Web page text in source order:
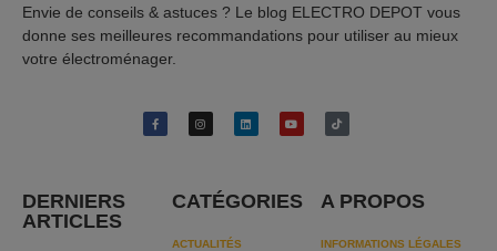
Envie de conseils & astuces ? Le blog ELECTRO DEPOT vous
donne ses meilleures recommandations pour utiliser au mieux
votre électroménager.
DERNIERS
ARTICLES
CATÉGORIES
ACTUALITÉS
A PROPOS
INFORMATIONS LÉGALES